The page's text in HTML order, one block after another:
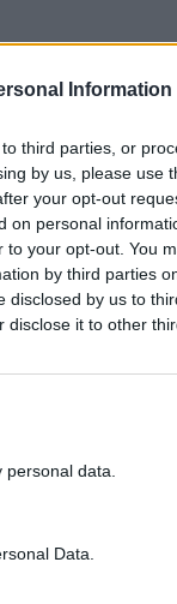
Information
third parties, or
by us, please use
your opt-out
on personal
your opt-out. You
by third parties
disclosed by us to
disclose it to other
data.
Data.
ότι ο Ντουτέρτε
μετά την
επίσημο
o Ντουτέρτε
του
πρόσφατα τη
«Αν αυτή είναι η
μπορώ να κάνω».